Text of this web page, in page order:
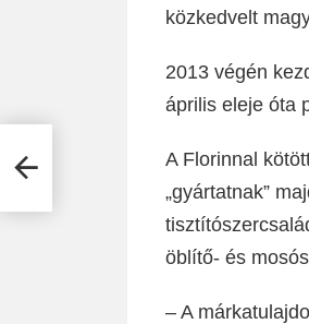
közkedvelt
2013 végén
április eleje óta
A Florinnal
„gyártatnak”
öblítő- és
– A